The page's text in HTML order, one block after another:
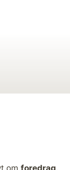
om foredrag,